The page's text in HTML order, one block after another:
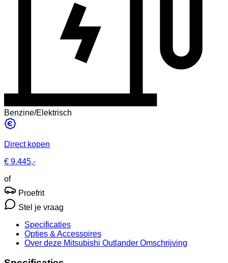
Benzine/Elektrisch
Direct kopen
€ 9.445,-
of
Proefrit
Stel je vraag
Specificaties
Opties & Accessoires
Over deze Mitsubishi Outlander Omschrijving